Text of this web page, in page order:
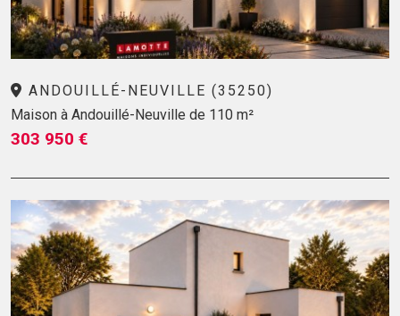
ANDOUILLÉ-NEUVILLE (35250)
Maison à Andouillé-Neuville de 110 m²
303 950 €